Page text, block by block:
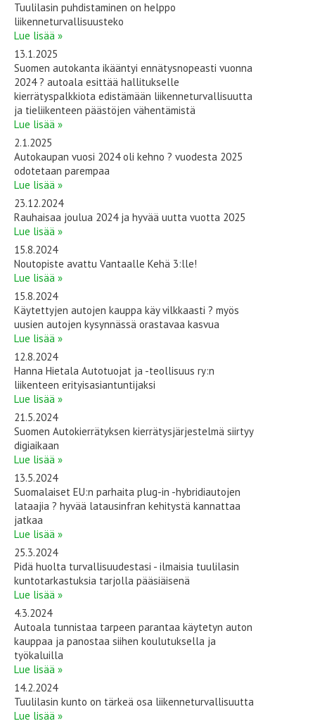
Tuulilasin puhdistaminen on helppo
liikenneturvallisuusteko
Lue lisää »
13.1.2025
Suomen autokanta ikääntyi ennätysnopeasti vuonna
2024 ? autoala esittää hallitukselle
kierrätyspalkkiota edistämään liikenneturvallisuutta
ja tieliikenteen päästöjen vähentämistä
Lue lisää »
2.1.2025
Autokaupan vuosi 2024 oli kehno ? vuodesta 2025
odotetaan parempaa
Lue lisää »
23.12.2024
Rauhaisaa joulua 2024 ja hyvää uutta vuotta 2025
Lue lisää »
15.8.2024
Noutopiste avattu Vantaalle Kehä 3:lle!
Lue lisää »
15.8.2024
Käytettyjen autojen kauppa käy vilkkaasti ? myös
uusien autojen kysynnässä orastavaa kasvua
Lue lisää »
12.8.2024
Hanna Hietala Autotuojat ja -teollisuus ry:n
liikenteen erityisasiantuntijaksi
Lue lisää »
21.5.2024
Suomen Autokierrätyksen kierrätysjärjestelmä siirtyy
digiaikaan
Lue lisää »
13.5.2024
Suomalaiset EU:n parhaita plug-in -hybridiautojen
lataajia ? hyvää latausinfran kehitystä kannattaa
jatkaa
Lue lisää »
25.3.2024
Pidä huolta turvallisuudestasi - ilmaisia tuulilasin
kuntotarkastuksia tarjolla pääsiäisenä
Lue lisää »
4.3.2024
Autoala tunnistaa tarpeen parantaa käytetyn auton
kauppaa ja panostaa siihen koulutuksella ja
työkaluilla
Lue lisää »
14.2.2024
Tuulilasin kunto on tärkeä osa liikenneturvallisuutta
Lue lisää »